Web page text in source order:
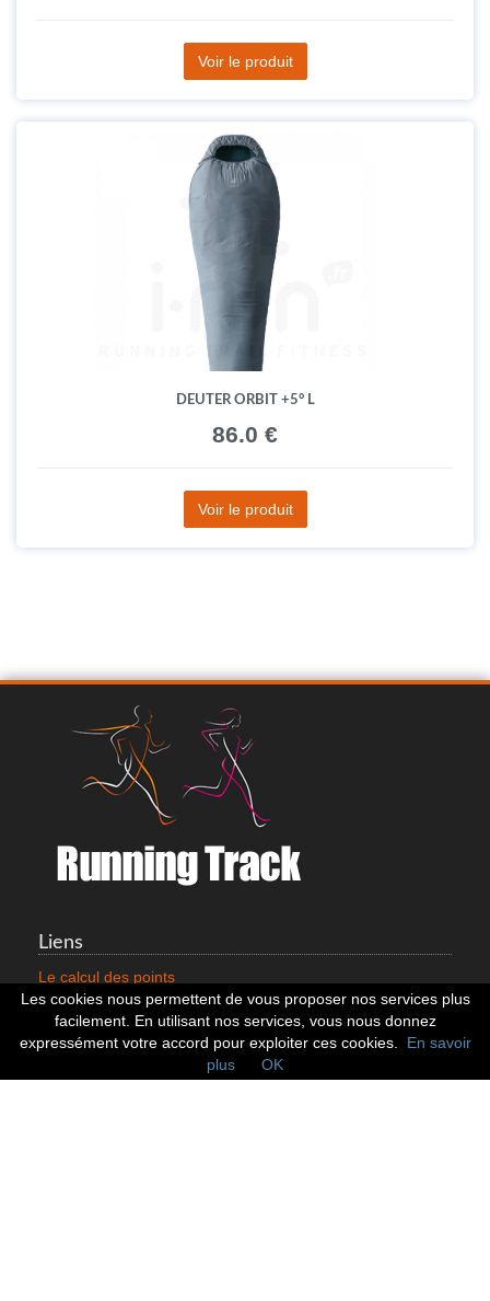
Voir le produit
DEUTER ORBIT +5° L
86.0 €
Voir le produit
Liens
Le calcul des points
Mentions légales
Nous contacter
Cookies
Statistiques
Les cookies nous permettent de vous proposer nos services plus
facilement. En utilisant nos services, vous nous donnez
expressément votre accord pour exploiter ces cookies.
En savoir
plus
OK